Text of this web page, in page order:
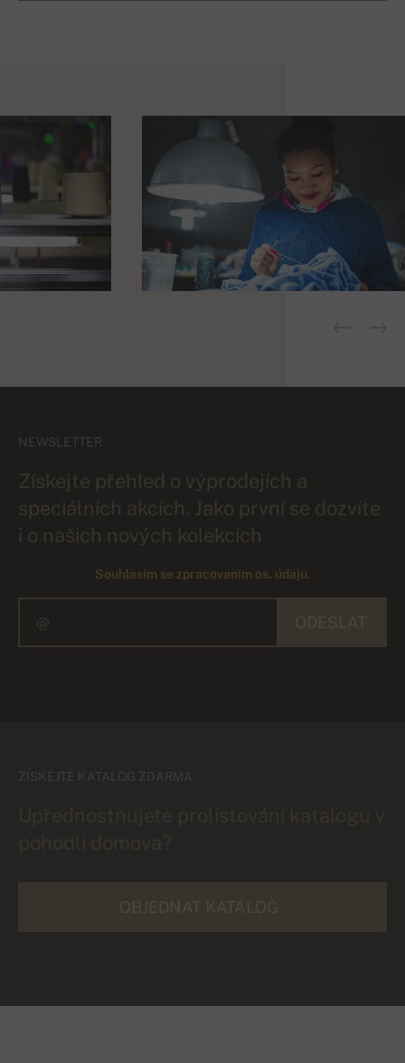
NEWSLETTER
Získejte přehled o výprodejích a
speciálních akcích. Jako první se dozvíte
i o našich nových kolekcích
Souhlasím se zpracovaním os. údaju.
ZÍSKEJTE KATALOG ZDARMA